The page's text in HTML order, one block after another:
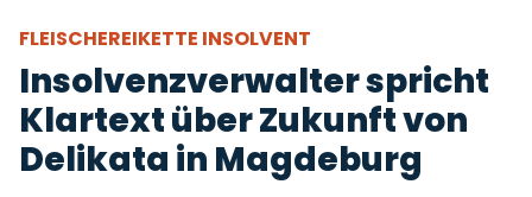
FLEISCHEREIKETTE INSOLVENT
Insolvenzverwalter spricht
Klartext über Zukunft von
Delikata in Magdeburg